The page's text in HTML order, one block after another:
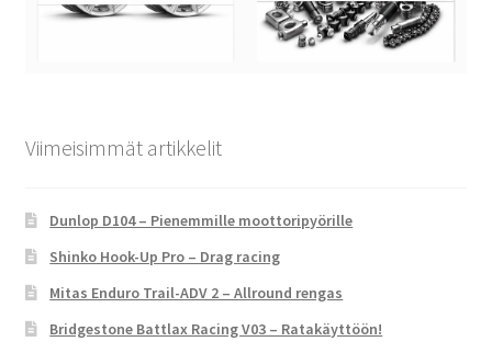
Viimeisimmät artikkelit
Dunlop D104 – Pienemmille moottoripyörille
Shinko Hook-Up Pro – Drag racing
Mitas Enduro Trail-ADV 2 – Allround rengas
Bridgestone Battlax Racing V03 – Ratakäyttöön!